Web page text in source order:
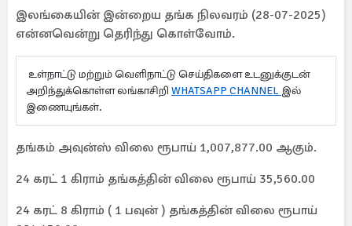
இலங்கையின் இன்றைய தங்க நிலவரம் (28-07-2025)
என்னவென்று தெரிந்து கொள்வோம்.
உள்நாட்டு மற்றும் வெளிநாட்டு செய்திகளை உடனுக்குடன்
அறிந்துக்கொள்ள லங்காசிறி WHATSAPP CHANNEL இல்
இணையுங்கள்.
தங்கம் அவுன்ஸ் விலை ரூபாய் 1,007,877.00 ஆகும்.
24 கரட் 1 கிராம் தங்கத்தின் விலை ரூபாய் 35,560.00
24 கரட் 8 கிராம் ( 1 பவுன் ) தங்கத்தின் விலை ரூபாய்